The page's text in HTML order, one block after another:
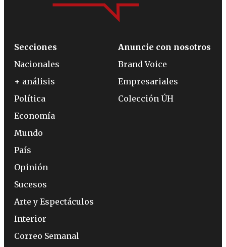
Secciones
Nacionales
+ análisis
Política
Economía
Mundo
País
Opinión
Sucesos
Arte y Espectáculos
Interior
Correo Semanal
Anuncie con nosotros
Brand Voice
Empresariales
Colección ÚH